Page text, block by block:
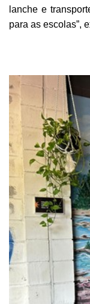
lanche e
para as escolas”,